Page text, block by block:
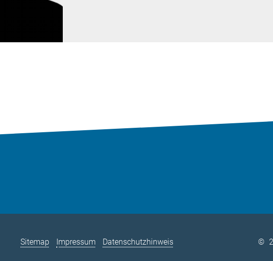
Sitemap Impressum Datenschutzhinweis ©